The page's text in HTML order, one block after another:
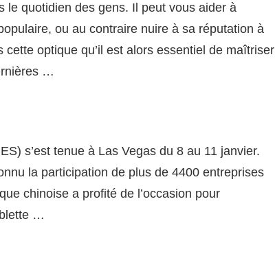
le quotidien des gens. Il peut vous aider à
ou au contraire nuire à sa réputation à
optique qu’il est alors essentiel de maîtriser
…
s’est tenue à Las Vegas du 8 au 11 janvier.
la participation de plus de 4400 entreprises
chinoise a profité de l’occasion pour
…